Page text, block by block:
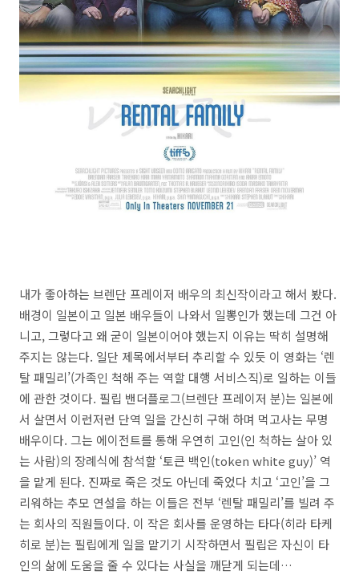
내가 좋아하는 브렌단 프레이저 배우의 최신작이라고 해서 봤다.
배경이 일본이고 일본 배우들이 나와서 일뽕인가 했는데 그건 아
니고, 그렇다고 왜 굳이 일본이어야 했는지 이유는 딱히 설명해
주지는 않는다. 일단 제목에서부터 추리할 수 있듯 이 영화는 ‘렌
탈 패밀리’(가족인 척해 주는 역할 대행 서비스직)로 일하는 이들
에 관한 것이다. 필립 밴더플로그(브렌단 프레이저 분)는 일본에
서 살면서 이런저런 단역 일을 간신히 구해 하며 먹고사는 무명
배우이다. 그는 에이전트를 통해 우연히 고인(인 척하는 살아 있
는 사람)의 장례식에 참석할 ‘토큰 백인(token white guy)’ 역
을 맡게 된다. 진짜로 죽은 것도 아닌데 죽었다 치고 ‘고인’을 그
리워하는 추모 연설을 하는 이들은 전부 ‘렌탈 패밀리’를 빌려 주
는 회사의 직원들이다. 이 작은 회사를 운영하는 타다(히라 타케
히로 분)는 필립에게 일을 맡기기 시작하면서 필립은 자신이 타
인의 삶에 도움을 줄 수 있다는 사실을 깨닫게 되는데…